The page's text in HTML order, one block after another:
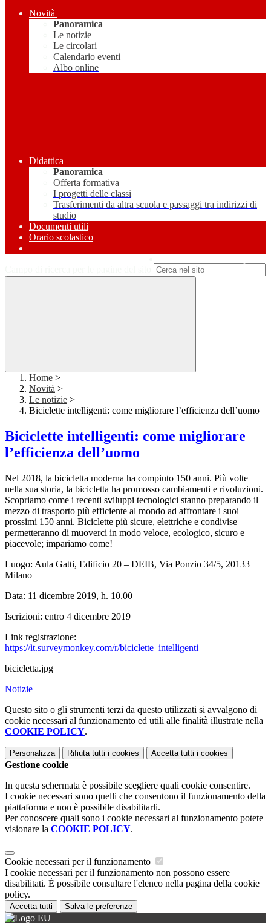
Novità
Panoramica
Le notizie
Le circolari
Calendario eventi
Albo online
Didattica
Panoramica
Offerta formativa
I progetti delle classi
Trasferimenti da altra scuola e passaggi tra indirizzi di
studio
Documenti utili
Orario scolastico
Home >
Novità >
Le notizie >
Biciclette intelligenti: come migliorare l’efficienza dell’uomo
Biciclette intelligenti: come migliorare
l’efficienza dell’uomo
Nel 2018, la bicicletta moderna ha compiuto 150 anni. Più volte
nella sua storia, la bicicletta ha promosso cambiamenti e rivoluzioni.
Scopriamo come i recenti sviluppi tecnologici stanno preparando il
mezzo di trasporto più efficiente al mondo ad affrontare i suoi
prossimi 150 anni. Biciclette più sicure, elettriche e condivise
permetteranno di muoverci in modo veloce, ecologico, sicuro e
piacevole; impariamo come!
Luogo: Aula Gatti, Edificio 20 – DEIB, Via Ponzio 34/5, 20133
Milano
Data: 11 dicembre 2019, h. 10.00
Iscrizioni: entro 4 dicembre 2019
Link registrazione:
https://it.surveymonkey.com/r/biciclette_intelligenti
bicicletta.jpg
Notizie
Questo sito o gli strumenti terzi da questo utilizzati si avvalgono di
cookie necessari al funzionamento ed utili alle finalità illustrate nella
COOKIE POLICY.
Personalizza Rifiuta tutti i cookies Accetta tutti i cookies
Gestione cookie
In questa schermata è possibile scegliere quali cookie consentire.
I cookie necessari sono quelli che consentono il funzionamento della
piattaforma e non è possibile disabilitarli.
Per conoscere quali sono i cookie necessari al funzionamento potete
visionare la COOKIE POLICY.
Cookie necessari per il funzionamento
I cookie necessari per il funzionamento non possono essere
disabilitati. È possibile consultare l'elenco nella pagina della cookie
policy.
Accetta tutti Salva le preferenze